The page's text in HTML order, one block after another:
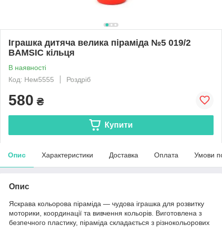
Іграшка дитяча велика піраміда №5 019/2
BAMSIC кільця
В наявності
Код: Нем5555
Роздріб
580 ₴
Купити
Опис Характеристики Доставка Оплата Умови
Опис
Яскрава кольорова піраміда — чудова іграшка для розвитку
моторики, координації та вивчення кольорів. Виготовлена з
безпечного пластику, піраміда складається з різнокольорових